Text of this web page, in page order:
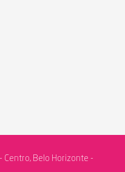
Centro, Belo Horizonte -